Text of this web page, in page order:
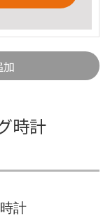
時計
時計